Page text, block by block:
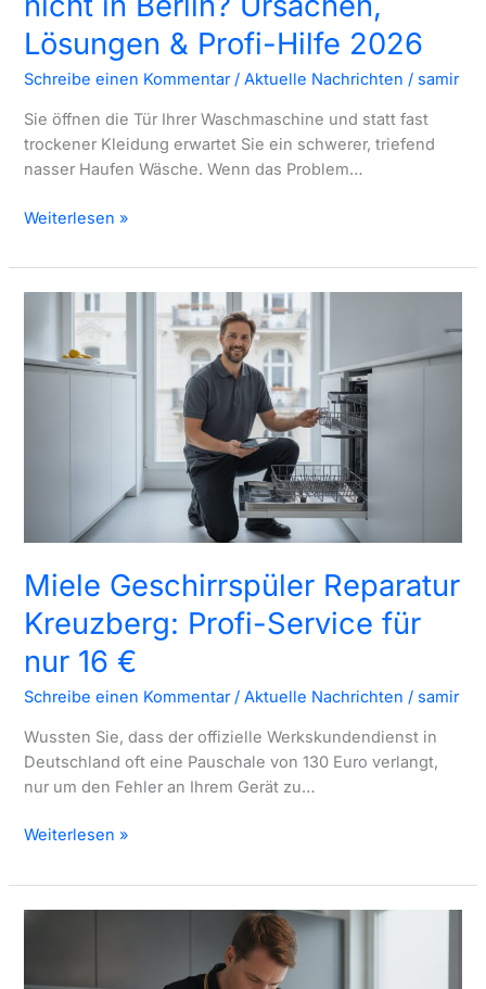
Lösungen & Profi-Hilfe 2026
Schreibe einen Kommentar /Aktuelle Nachrichten / samir
Sie öffnen die Tür Ihrer Waschmaschine und statt fast
trockener Kleidung erwartet Sie ein schwerer, triefend
nasser Haufen Wäsche. Wenn das Problem…
Waschmaschine
nicht
in
Ursachen,
Lösungen
Weiterlesen »
Miele Geschirrspüler Reparatur
Kreuzberg: Profi-Service für
nur 16 €
Schreibe einen Kommentar /Aktuelle Nachrichten / samir
Wussten Sie, dass der offizielle Werkskundendienst in
Deutschland oft eine Pauschale von 130 Euro verlangt,
nur um den Fehler an Ihrem Gerät zu…
Miele
Reparatur
Kreuzberg:
für
Weiterlesen »